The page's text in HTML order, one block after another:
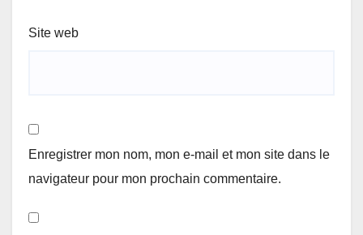
Site web
Enregistrer mon nom, mon e-mail et mon site dans le
navigateur pour mon prochain commentaire.